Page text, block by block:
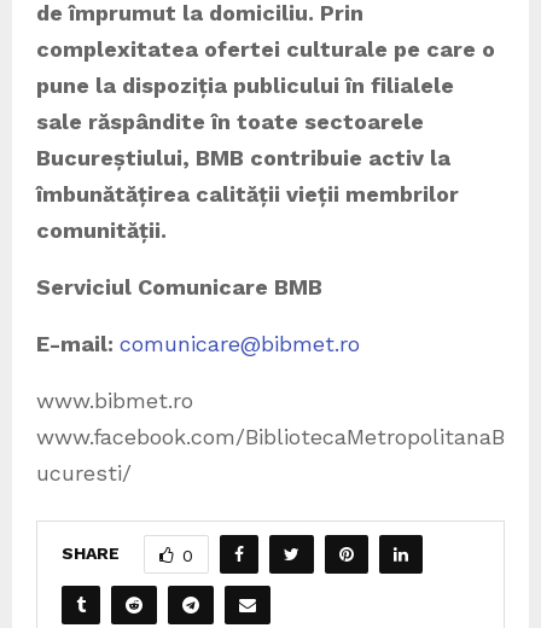
de împrumut la domiciliu. Prin
complexitatea ofertei culturale pe care o
pune la dispoziția publicului în filialele
sale răspândite în toate sectoarele
Bucureștiului, BMB contribuie activ la
îmbunătățirea calității vieții membrilor
comunității.
Serviciul Comunicare BMB
E-mail: comunicare@bibmet.ro
www.bibmet.ro
www.facebook.com/BibliotecaMetropolitanaB
ucuresti/
SHARE 0